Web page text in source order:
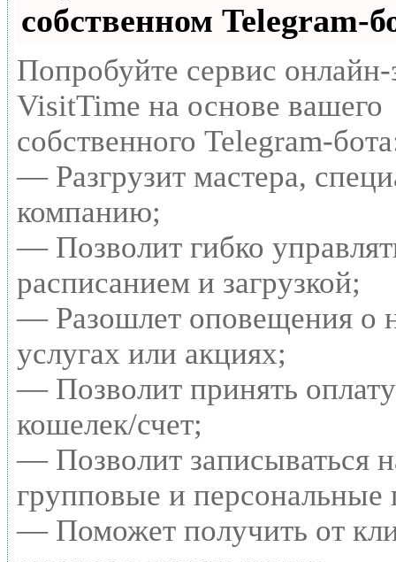
собственном Telegram-
Попробуйте сервис
VisitTime на основе вашего
собственного Telegram-
— Разгрузит мастера,
компанию;
— Позволит гибко
расписанием и загрузкой;
— Разошлет оповещения о
услугах или акциях;
— Позволит принять
кошелек/счет;
— Позволит записываться
групповые и
— Поможет получить от